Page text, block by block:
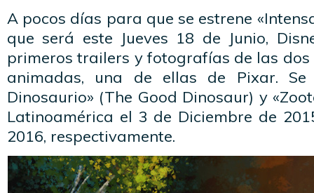
A pocos días para que se estrene
que será este Jueves 18 de Junio,
primeros trailers y fotografías de las dos
animadas, una de ellas de Pixar.
Dinosaurio» (The Good Dinosaur) y
Latinoamérica el 3 de Diciembre de
2016, respectivamente.